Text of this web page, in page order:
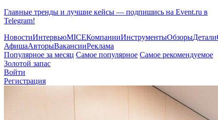
Главные тренды и лучшие кейсы — подпишись на Event.ru в
Telegram!
НовостиИнтервьюMICEКомпанииИнструментыОбзорыДетали
АфишаАвторыВакансииРеклама
Популярное за месяц Самое популярное Самое рекомендуемое
Золотой запас
Войти
Регистрация